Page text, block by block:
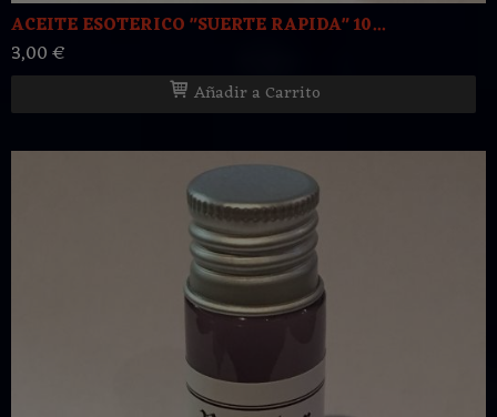
ACEITE ESOTERICO "SUERTE RAPIDA" 10...
3,00 €
Añadir a Carrito